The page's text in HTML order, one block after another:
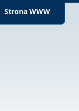
Strona WWW